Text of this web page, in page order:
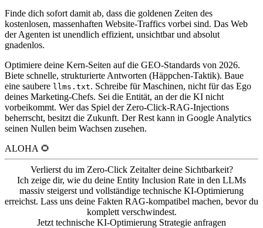
Finde dich sofort damit ab, dass die goldenen Zeiten des
kostenlosen, massenhaften Website-Traffics vorbei sind. Das Web
der Agenten ist unendlich effizient, unsichtbar und absolut
gnadenlos.
Optimiere deine Kern-Seiten auf die GEO-Standards von 2026.
Biete schnelle, strukturierte Antworten (Häppchen-Taktik). Baue
eine saubere llms.txt. Schreibe für Maschinen, nicht für das Ego
deines Marketing-Chefs. Sei die Entität, an der die KI nicht
vorbeikommt. Wer das Spiel der Zero-Click-RAG-Injections
beherrscht, besitzt die Zukunft. Der Rest kann in Google Analytics
seinen Nullen beim Wachsen zusehen.
ALOHA 🌻
Verlierst du im Zero-Click Zeitalter deine Sichtbarkeit?
Ich zeige dir, wie du deine Entity Inclusion Rate in den LLMs
massiv steigerst und vollständige technische KI-Optimierung
erreichst. Lass uns deine Fakten RAG-kompatibel machen, bevor du
komplett verschwindest.
Jetzt technische KI-Optimierung Strategie anfragen